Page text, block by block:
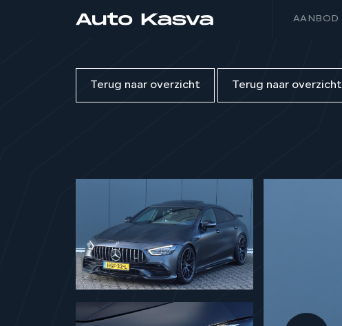
AANBOD
Terug naar overzicht Terug naar overzicht